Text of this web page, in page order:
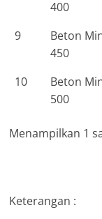
400
9
Beton
450
10
Beton
500
Menampilkan 1
Keterangan :